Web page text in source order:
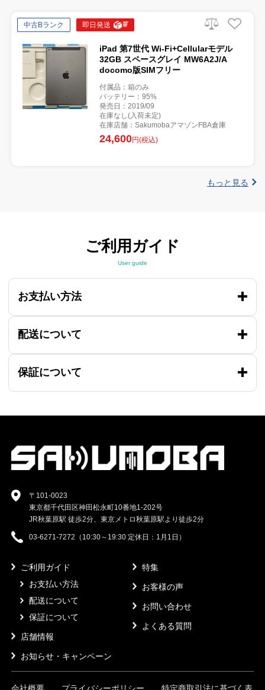
中古Bランク 即日発送
iPad 第7世代 Wi-Fi+Cellularモデル
32GB スペースグレイ MW6A2J/A
docomo版SIMフリー
付属品：箱のみ
バッテリー：95%
発売日：2019/09
在庫なし(入荷未定)
在庫店舗：SakumobaアマゾンFBA倉庫
24,600円(税込)
もっと見る
ご利用ガイド
User guide
お支払い方法
配送について
保証について
〒101-0023
東京都千代田区神田松永町10番地1-202号
JR秋葉原駅 徒歩2分、東京メトロ秋葉原駅より徒歩2分
03-6271-7272（10:30～19:30 定休日：1月1日）
ご利用ガイド
お支払い方法
配送について
保証について
店舗情報
お知らせ・キャンペーン
特集
お客様の声
お問い合わせ
よくある質問